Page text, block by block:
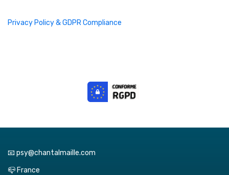
Privacy Policy & GDPR Compliance
📧 psy@chantalmaille.com
📪 France